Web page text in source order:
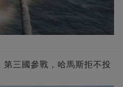
第三國參戰，哈馬斯拒不投